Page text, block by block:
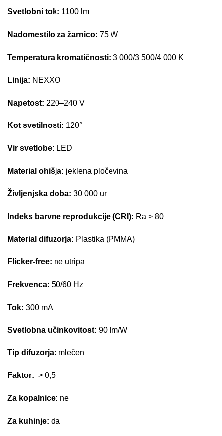
Svetlobni tok: 1100 lm
Nadomestilo za žarnico: 75 W
Temperatura kromatičnosti: 3 000/3 500/4 000 K
Linija: NEXXO
Napetost: 220–240 V
Kot svetilnosti: 120°
Vir svetlobe: LED
Material ohišja: jeklena pločevina
Življenjska doba: 30 000 ur
Indeks barvne reprodukcije (CRI): Ra > 80
Material difuzorja: Plastika (PMMA)
Flicker-free: ne utripa
Frekvenca: 50/60 Hz
Tok: 300 mA
Svetlobna učinkovitost: 90 lm/W
Tip difuzorja: mlečen
Faktor: > 0,5
Za kopalnice: ne
Za kuhinje: da